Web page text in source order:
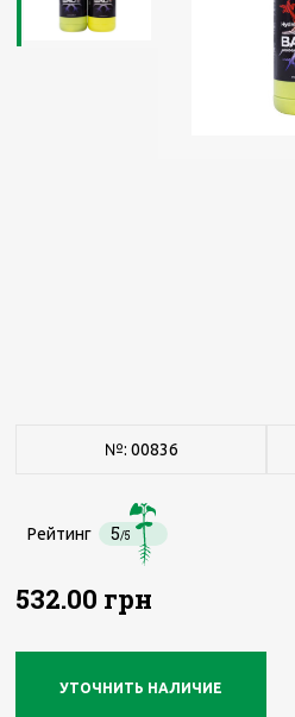
№: 00836
Рейтинг 5/5
532.00 грн
УТОЧНИТЬ НАЛИЧИЕ